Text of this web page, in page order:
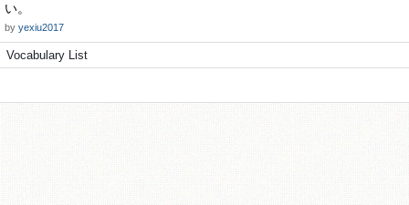
い。
by yexiu2017
Vocabulary List